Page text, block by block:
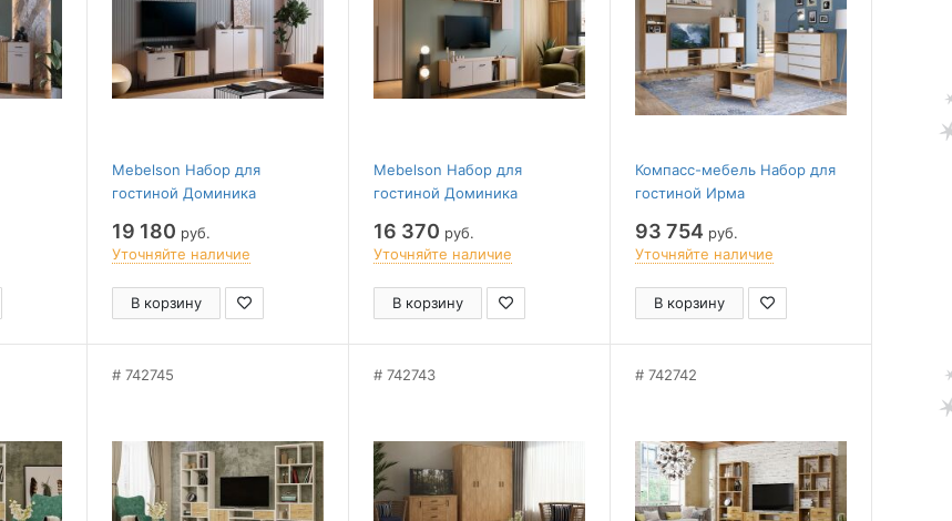
Mebelson Набор для
гостиной Доминика
19 180 руб.
Уточняйте наличие
В корзину
Mebelson Набор для
гостиной Доминика
16 370 руб.
Уточняйте наличие
В корзину
Компасс-мебель Набор для
гостиной Ирма
93 754 руб.
Уточняйте наличие
В корзину
742745 742743 742742